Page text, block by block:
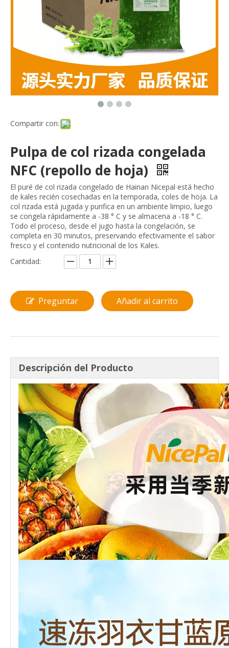
Compartir con:
Pulpa de col rizada congelada
NFC (repollo de hoja)
El puré de col rizada congelado de Hainan Nicepal está hecho
de kales recién cosechadas en la temporada, coles de hoja. La
col rizada está jugada y purifica en un ambiente limpio, luego
se congela rápidamente a -38 ° C y se almacena a -18 ° C.
Todo el proceso, desde el jugo hasta la congelación, se
completa en 30 minutos, preservando efectivamente el sabor
fresco y el contenido nutricional de los Kales.
Cantidad:
Preguntar Añadir al carrito
Descripción del Producto